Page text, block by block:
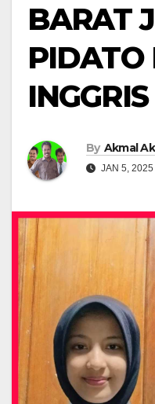
BARAT
PIDATO
INGGRIS
By Akmal
JAN 5, 2025